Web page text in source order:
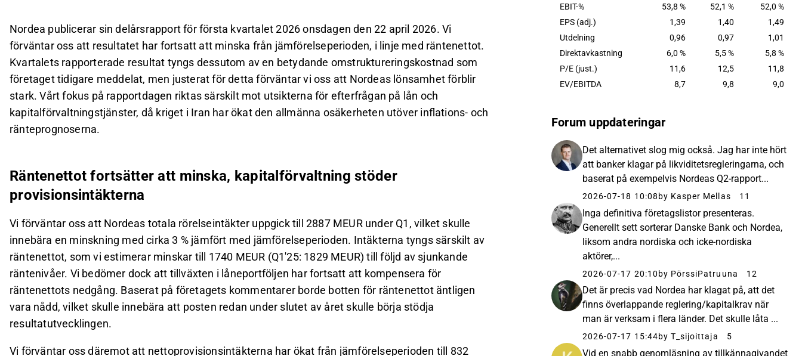
Nordea publicerar sin delårsrapport för första kvartalet 2026 onsdagen den 22 april 2026. Vi
förväntar oss att resultatet har fortsatt att minska från jämförelseperioden, i linje med räntenettot.
Kvartalets rapporterade resultat tyngs dessutom av en betydande omstruktureringskostnad som
företaget tidigare meddelat, men justerat för detta förväntar vi oss att Nordeas lönsamhet förblir
stark. Vårt fokus på rapportdagen riktas särskilt mot utsikterna för efterfrågan på lån och
kapitalförvaltningstjänster, då kriget i Iran har ökat den allmänna osäkerheten utöver inflations- och
ränteprognoserna.
Räntenettot fortsätter att minska, kapitalförvaltning stöder
provisionsintäkterna
Vi förväntar oss att Nordeas totala rörelseintäkter uppgick till 2887 MEUR under Q1, vilket skulle
innebära en minskning med cirka 3 % jämfört med jämförelseperioden. Intäkterna tyngs särskilt av
räntenettot, som vi estimerar minskar till 1740 MEUR (Q1'25: 1829 MEUR) till följd av sjunkande
räntenivåer. Vi bedömer dock att tillväxten i låneportföljen har fortsatt att kompensera för
räntenettots nedgång. Baserat på företagets kommentarer borde botten för räntenettot äntligen
vara nådd, vilket skulle innebära att posten redan under slutet av året skulle börja stödja
resultatutvecklingen.
Vi förväntar oss däremot att nettoprovisionsintäkterna har ökat från jämförelseperioden till 832
EBIT-%
53,8 % 52,1 %
52,0 %
EPS (adj.)
1,39 1,40
1,49
Utdelning
0,96 0,97
1,01
Direktavkastning
6,0 % 5,5 %
5,8 %
P/E (just.)
11,6 12,5
11,8
EV/EBITDA
8,7 9,8 9,0
Forum uppdateringar
Det alternativet slog mig också. Jag har inte hört
att banker klagar på likviditetsregleringarna, och
baserat på exempelvis Nordeas Q2-rapport...
2026-07-18 10:08 by Kasper Mellas 11
Inga definitiva företagslistor presenteras.
Generellt sett sorterar Danske Bank och Nordea,
liksom andra nordiska och icke-nordiska
aktörer,...
2026-07-17 20:10 by PörssiPatruuna 12
Det är precis vad Nordea har klagat på, att det
finns överlappande reglering/kapitalkrav när
man är verksam i flera länder. Det skulle låta ...
2026-07-17 15:44by T_sijoittaja 5
Vid en snabb genomläsning av tillkännagivandet